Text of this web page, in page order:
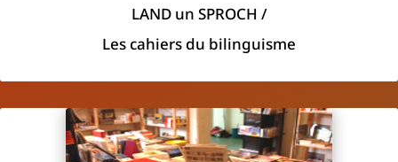
LAND un SPROCH /
Les cahiers du bilinguisme